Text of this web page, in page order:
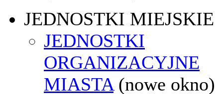
JEDNOSTKI MIEJSKIE
JEDNOSTKI
ORGANIZACYJNE
MIASTA (nowe okno)